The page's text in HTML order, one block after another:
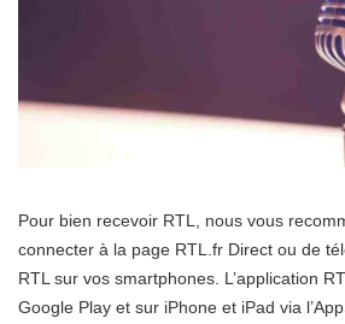
Pour bien recevoir RTL, nous vous
connecter à la page RTL.fr Direct ou de
RTL sur vos smartphones. L’application
Google Play et sur iPhone et iPad via